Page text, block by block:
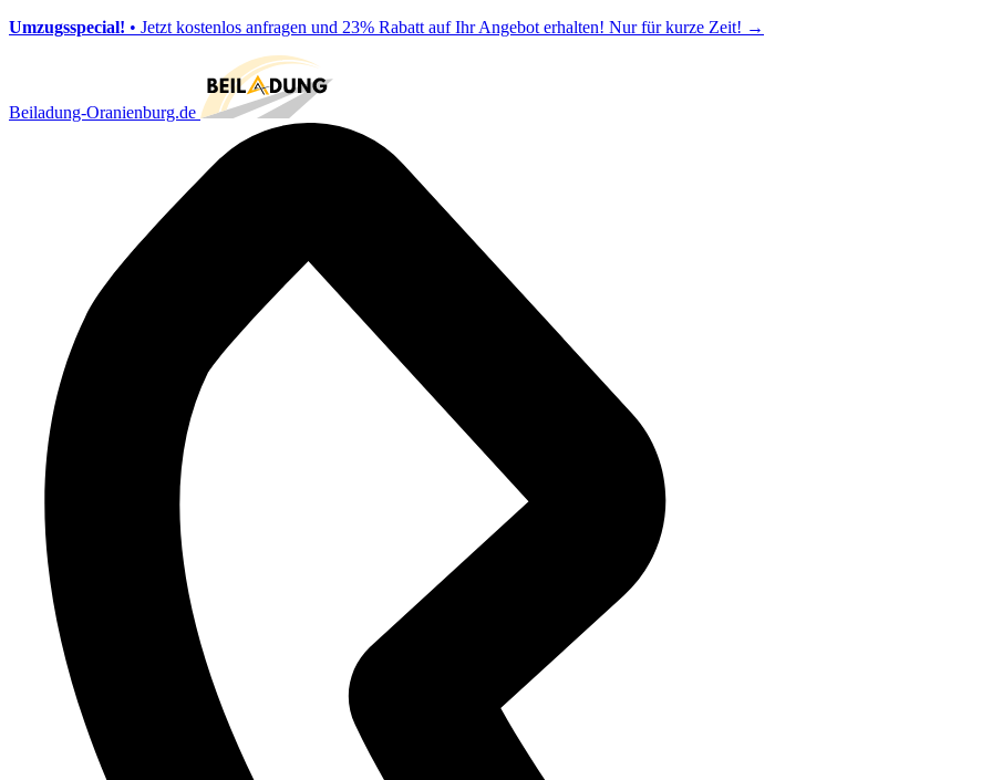
Umzugsspecial! • Jetzt kostenlos anfragen und 23% Rabatt auf Ihr Angebot erhalten! Nur für kurze Zeit! →
Beiladung-Oranienburg.de